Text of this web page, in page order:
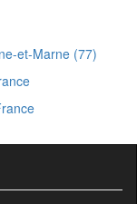
et-Marne (77)